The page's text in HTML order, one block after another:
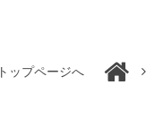
トップページへ